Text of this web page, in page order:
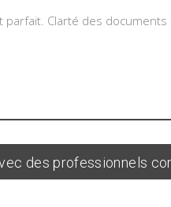
Clarté des documents
des professionnels